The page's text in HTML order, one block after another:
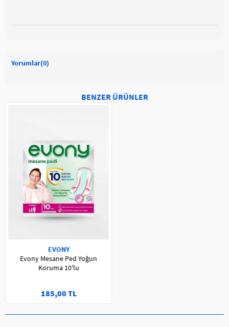
Yorumlar(0)
BENZER ÜRÜNLER
EVONY
Evony Mesane Ped Yoğun
Koruma 10'lu
185,00 TL